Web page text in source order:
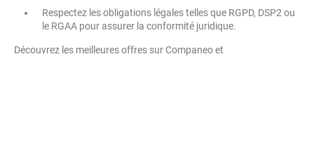
Respectez les obligations légales telles que RGPD, DSP2 ou
le RGAA pour assurer la conformité juridique.
Découvrez les meilleures offres sur Companeo et